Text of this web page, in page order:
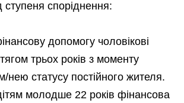
ступеня споріднення:
допомогу чоловікові
трьох років з моменту
нею статусу постійного жителя.
молодше 22 років фінансова